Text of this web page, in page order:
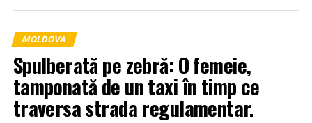
MOLDOVA
Spulberată pe zebră: O femeie,
tamponată de un taxi în timp ce
traversa strada regulamentar.